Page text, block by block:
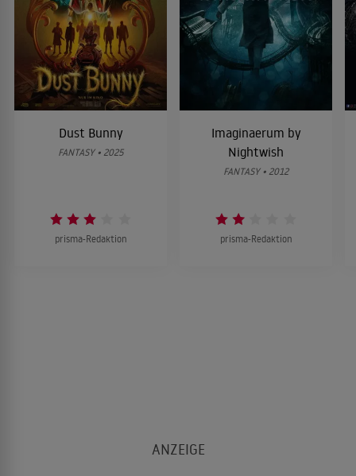
Dust Bunny
FANTASY • 2025
prisma-Redaktion
Imaginaerum by
Nightwish
FANTASY • 2012
prisma-Redaktion